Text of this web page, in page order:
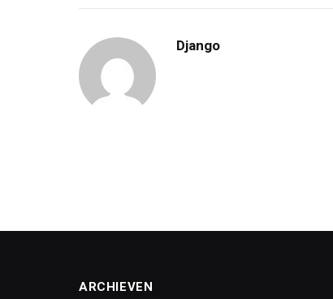
Django
ARCHIEVEN